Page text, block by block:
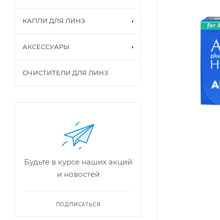
КАПЛИ ДЛЯ ЛИНЗ
АКСЕССУАРЫ
ОЧИСТИТЕЛИ ДЛЯ ЛИНЗ
Будьте в курсе наших акций
и новостей
ПОДПИСАТЬСЯ